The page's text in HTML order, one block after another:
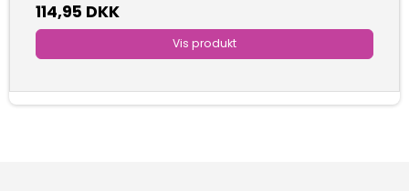
114,95 DKK
Vis produkt